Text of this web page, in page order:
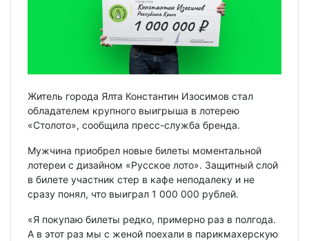
Житель города Ялта Константин Изосимов стал
обладателем крупного выигрыша в лотерею
«Столото», сообщила пресс-служба бренда.
Мужчина приобрел новые билеты моментальной
лотереи с дизайном «Русское лото». Защитный слой
в билете участник стер в кафе неподалеку и не
сразу понял, что выиграл 1 000 000 рублей.
«Я покупаю билеты редко, примерно раз в полгода.
А в этот раз мы с женой поехали в парикмахерскую